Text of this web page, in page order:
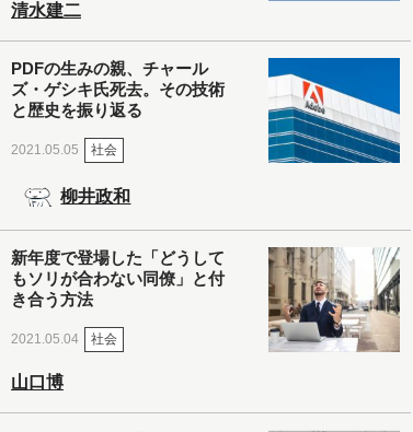
清水建二
PDFの生みの親、チャール
ズ・ゲシキ氏死去。その技術
と歴史を振り返る
2021.05.05 社会
柳井政和
新年度で登場した「どうして
もソリが合わない同僚」と付
き合う方法
2021.05.04 社会
山口博